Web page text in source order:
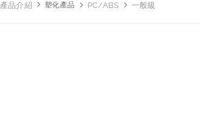
產品介紹 塑化產品 PC/ABS 一般級